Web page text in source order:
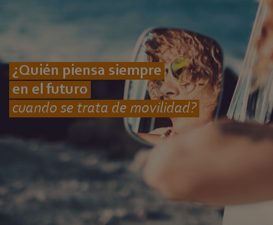
¿Quién piensa siempre
en el futuro
cuando se trata de movilidad?